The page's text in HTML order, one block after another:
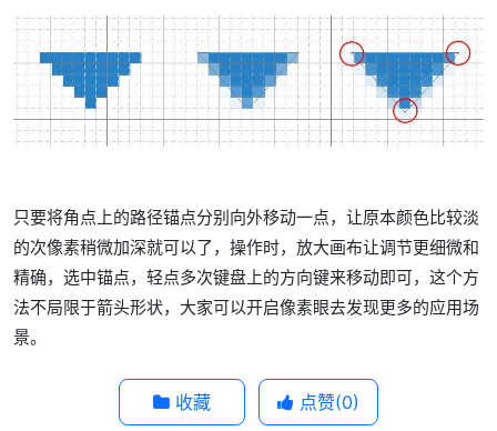
只要将角点上的路径锚点分别向外移动一点，让原本颜色比较淡
的次像素稍微加深就可以了，操作时，放大画布让调节更细微和
精确，选中锚点，轻点多次键盘上的方向键来移动即可，这个方
法不局限于箭头形状，大家可以开启像素眼去发现更多的应用场
景。
收藏 点赞(0)